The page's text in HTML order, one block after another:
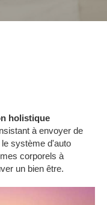
holistique
à envoyer de
système d'auto
corporels à
un bien être.